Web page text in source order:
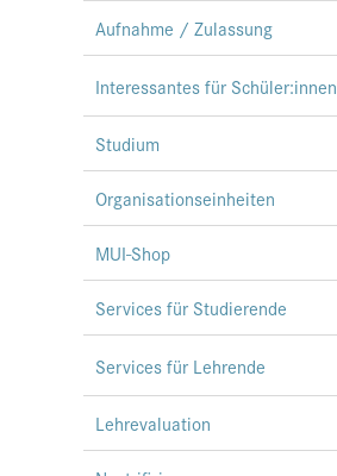
Aufnahme / Zulassung
Interessantes für Schüler:innen
Studium
Organisationseinheiten
MUI-Shop
Services für Studierende
Services für Lehrende
Lehrevaluation